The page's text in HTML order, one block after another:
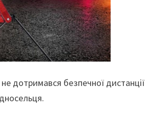
безпечної дистанції